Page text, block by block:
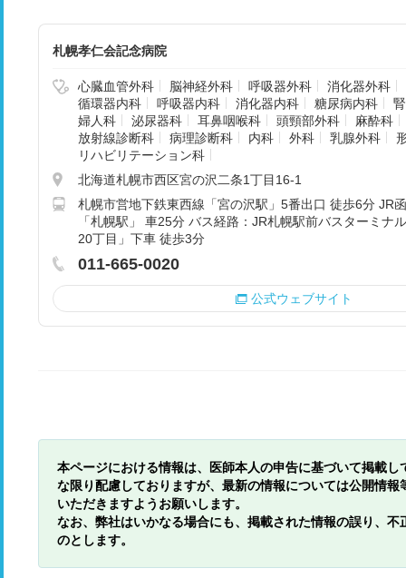
札幌孝仁会記念病院
心臓血管外科 脳神経外科 呼吸器外科
消化器外科
循環器内科
呼吸器内科 消化器内科 糖尿病内科
婦人科
泌尿器科 耳鼻咽喉科 頭頸部外科
麻酔科
放射線診断科
病理診断科 内科 外科 乳腺外科
リハビリテーション科
北海道札幌市西区宮の沢二条1丁目16-1
札幌市営地下鉄東西線「宮の沢駅」5番出口 徒歩6分 JR
「札幌駅」 車25分 バス経路：JR札幌駅前バスターミナ
20丁目」下車 徒歩3分
011-665-0020
公式ウェブサイト
本ページにおける情報は、医師本人の申告に基づいて掲載
な限り配慮しておりますが、最新の情報については公開情
いただきますようお願いします。
なお、弊社はいかなる場合にも、掲載された情報の誤り、
のとします。